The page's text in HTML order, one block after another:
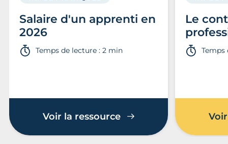
Salaire d'un apprenti en
2026
Temps de lecture : 2 min
Voir la ressource
Le
Temps